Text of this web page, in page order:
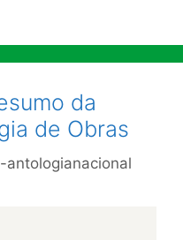
da
de Obras
antologianacional